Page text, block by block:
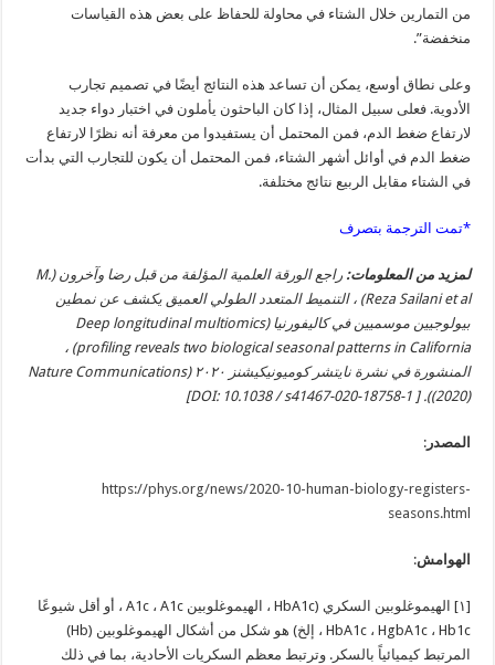
من التمارين خلال الشتاء في محاولة للحفاظ على بعض هذه القياسات
منخفضة”.
وعلى نطاق أوسع، يمكن أن تساعد هذه النتائج أيضًا في تصميم تجارب
الأدوية. فعلى سبيل المثال، إذا كان الباحثون يأملون في اختبار دواء جديد
لارتفاع ضغط الدم، فمن المحتمل أن يستفيدوا من معرفة أنه نظرًا لارتفاع
ضغط الدم في أوائل أشهر الشتاء، فمن المحتمل أن يكون للتجارب التي بدأت
في الشتاء مقابل الربيع نتائج مختلفة.
*تمت الترجمة بتصرف
لمزيد من المعلومات:
راجع الورقة العلمية المؤلفة من قبل رضا وآخرون (M.
Reza Sailani et al) ، التنميط المتعدد الطولي العميق يكشف عن نمطين
بيولوجيين موسميين في كاليفورنيا (Deep longitudinal multiomics
profiling reveals two biological seasonal patterns in California) ،
المنشورة في نشرة نايتشر كوميونيكيشنز ٢٠٢٠ (Nature Communications
(2020)). [ DOI: 10.1038 / s41467-020-18758-1]
المصدر:
https://phys.org/news/2020-10-human-biology-registers-
seasons.html
الهوامش:
[١] الهيموغلوبين السكري (HbA1c ، الهيموغلوبين A1c ، A1c ، أو أقل شيوعًا
HbA1c ، HgbA1c ، Hb1c ، إلخ) هو شكل من أشكال الهيموغلوبين (Hb)
المرتبط كيميائياً بالسكر. وترتبط معظم السكريات الأحادية، بما في ذلك